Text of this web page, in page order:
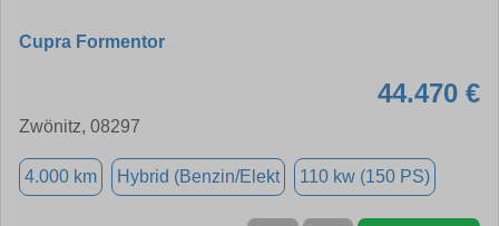
Cupra Formentor
44.470 €
Zwönitz, 08297
4.000 km Hybrid (Benzin/Elekt 110 kw (150 PS)